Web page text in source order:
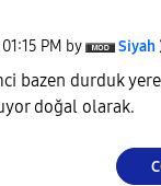
01:15 PM by Siyah
bazen durduk yere
doğal olarak.